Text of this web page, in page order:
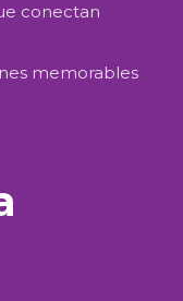
conectan
memorables